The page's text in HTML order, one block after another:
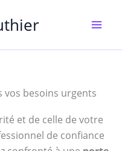
besoins urgents
et de celle de votre
de confiance